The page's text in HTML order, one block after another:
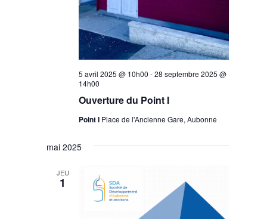
Ouverture du Point I
5 avril 2025 @ 10h00 -28 septembre 2025 @
14h00
Point I Place de l'Ancienne Gare, Aubonne
mai 2025
JEU
1